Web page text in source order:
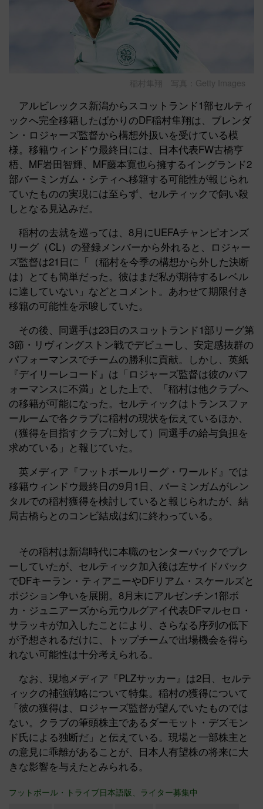
稲村隼翔 写真：Getty Images
アルビレックス新潟からスコットランド1部セルティ
ックへ完全移籍したばかりのDF稲村隼翔は、ブレンダ
ン・ロジャーズ監督から構想外扱いを受けている模
様。移籍ウィンドウ最終日には、日本代表FW古橋亨
梧、MF岩田智輝、MF藤本寛也ら擁するイングランド2
部バーミンガム・シティへ移籍する可能性が報じられ
ていたものの実現には至らず、セルティックで飼い殺
しとなる見込みだ。
稲村の去就を巡っては、8月にUEFAチャンピオンズ
リーグ（CL）の登録メンバーから外れると、ロジャー
ズ監督は21日に「（稲村を今季の構想から外した決断
は）とても簡単だった。彼はまだ私が期待するレベル
に達していない」などとコメント。あわせて期限付き
移籍の可能性を示唆していた。
その後、同選手は23日のスコットランド1部リーグ第
3節・リヴィングストン戦でデビューし、安定感抜群の
パフォーマンスでチームの勝利に貢献。しかし、英紙
『デイリーレコード』は「ロジャーズ監督は彼のパフ
ォーマンスに不満」とした上で、「稲村は他クラブへ
の移籍が可能になった。セルティックはトランスファ
ールームで各クラブに稲村の現状を伝えているほか、
（獲得を目指すクラブに対して）同選手の給与負担を
求めている」と報じていた。
英メディア『フットボールリーグ・ワールド』では
移籍ウィンドウ最終日の9月1日、バーミンガムがレン
タルでの稲村獲得を検討していると報じられたが、結
局古橋らとのコンビ結成は幻に終わっている。
その稲村は新潟時代に本職のセンターバックでプレ
ーしていたが、セルティック加入後は左サイドバック
でDFキーラン・ティアニーやDFリアム・スケールズと
ポジション争いを展開。8月末にアルゼンチン1部ボ
カ・ジュニアーズから元ウルグアイ代表DFマルセロ・
サラッキが加入したことにより、さらなる序列の低下
が予想されるだけに、トップチームで出場機会を得ら
れない可能性は十分考えられる。
なお、現地メディア『PLZサッカー』は2日、セルテ
ィックの補強戦略について特集。稲村の獲得について
「彼の獲得は、ロジャーズ監督が望んでいたものでは
ない。クラブの筆頭株主であるダーモット・デズモン
ド氏による独断だ」と伝えている。現場と一部株主と
の意見に乖離があることが、日本人有望株の将来に大
きな影響を与えたとみられる。
フットボール・トライブ日本語版、ライター募集中